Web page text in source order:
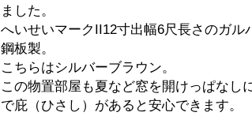
ました。
へいせいマークII12寸出幅6尺長さのガル
鋼板製。
こちらはシルバーブラウン。
この物置部屋も夏など窓を開けっぱなし
で庇（ひさし）があると安心できます。